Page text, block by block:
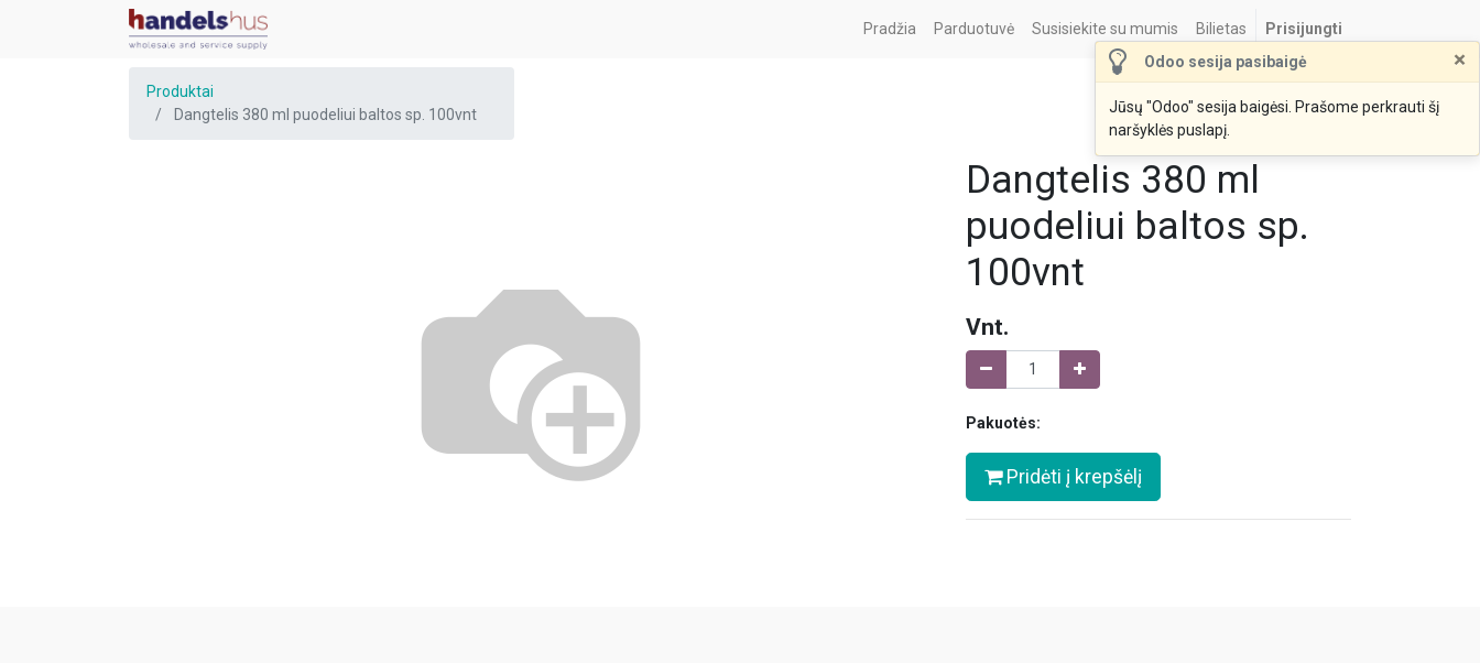
Odoo sesija pasibaigė ×
Jūsų "Odoo" sesija baigėsi. Prašome perkrauti šį
naršyklės puslapį.
Pradžia Parduotuvė Susisiekite su mumis Bilietas Prisijungti
Produktai
Dangtelis 380 ml puodeliui baltos sp. 100vnt
Dangtelis 380 ml
puodeliui baltos sp.
100vnt
Vnt.
Pakuotės:
Pridėti į krepšėlį